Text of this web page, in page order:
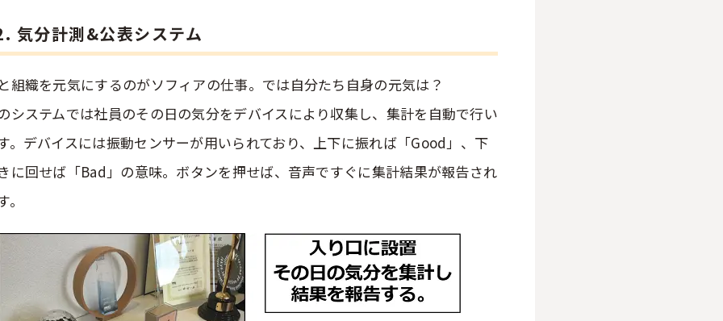
気分計測&公表システム
組織を元気にするのがソフィアの仕事。では自分たち自身の元気は？
システムでは社員のその日の気分をデバイスにより収集し、集計を自動で行い
。デバイスには振動センサーが用いられており、上下に振れば「Good」、下
に回せば「Bad」の意味。ボタンを押せば、音声ですぐに集計結果が報告され
。